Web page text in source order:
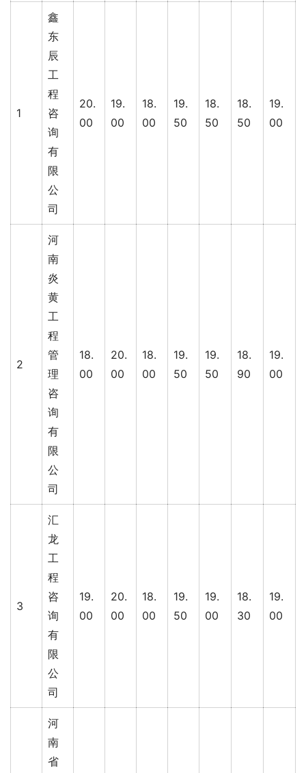
1
鑫
东
辰
工
程
咨
询
有
限
公
司
20.
00
19.
00
18.
00
19.
50
18.
50
18.
50
19.
00
2
河
南
炎
黄
工
程
管
理
咨
询
有
限
公
司
18.
00
20.
00
18.
00
19.
50
19.
50
18.
90
19.
00
3
汇
龙
工
程
咨
询
有
限
公
司
19.
00
20.
00
18.
00
19.
50
19.
00
18.
30
19.
00
河
南
省